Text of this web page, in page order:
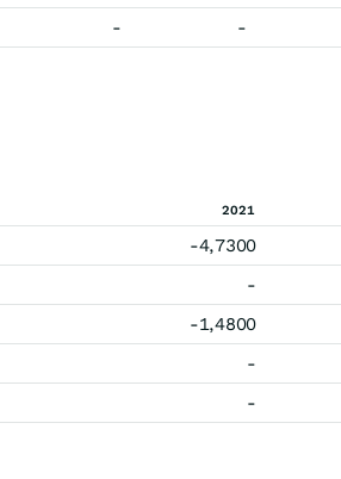
- -
2021
-4,7300
-
-1,4800
-
-